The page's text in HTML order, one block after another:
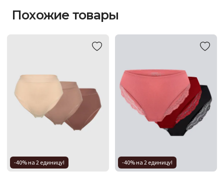
Похожие товары
-40% на 2 единицу! -40% на 2 единицу!